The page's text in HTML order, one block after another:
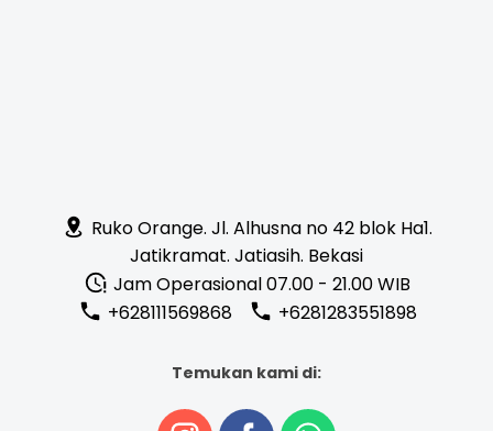
Ruko Orange. Jl. Alhusna no 42 blok Ha1.
Jatikramat. Jatiasih. Bekasi
Jam Operasional 07.00 - 21.00 WIB
+628111569868
+6281283551898
Temukan kami di: